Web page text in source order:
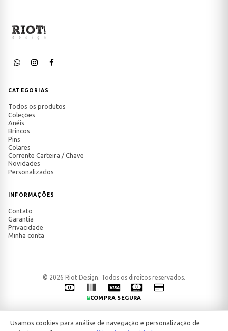
CATEGORIAS
Todos os produtos
Coleções
Anéis
Brincos
Pins
Colares
Corrente Carteira / Chave
Novidades
Personalizados
INFORMAÇÕES
Contato
Garantia
Privacidade
Minha conta
© 2026 Riot Design. Todos os direitos reservados.
COMPRA SEGURA
Usamos cookies para análise de navegação e personalização de